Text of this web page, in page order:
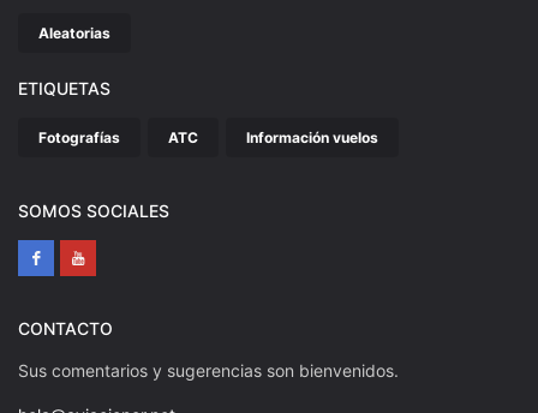
Aleatorias
ETIQUETAS
Fotografías ATC Información vuelos
SOMOS SOCIALES
CONTACTO
Sus comentarios y sugerencias son bienvenidos.